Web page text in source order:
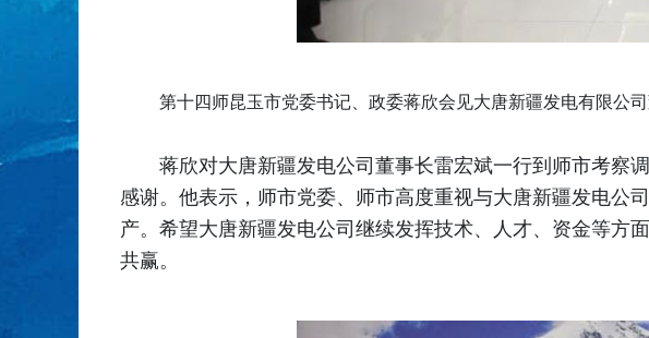
第十四师昆玉市党委书记、政委蒋欣会见大唐新疆发电有限公
蒋欣对大唐新疆发电公司董事长雷宏斌一行到师市考察
感谢。他表示，师市党委、师市高度重视与大唐新疆发电公
产。希望大唐新疆发电公司继续发挥技术、人才、资金等方
共赢。